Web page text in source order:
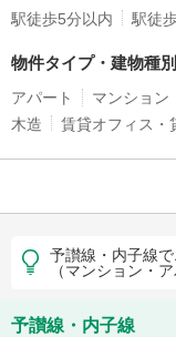
駅徒歩5分以内 駅徒
物件タイプ・建物種別
アパート マンション
木造
賃貸オフィス・
予讃線・内子線
（マンション・
予讃線・内子線